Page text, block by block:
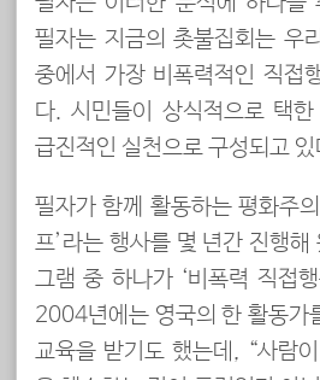
필자는 지금의 촛불집회는 우
중에서 가장 비폭력적인 직접
다. 시민들이 상식적으로 택
급진적인 실천으로 구성되고 있
필자가 함께 활동하는 평화주
프’라는 행사를 몇 년간 진행
그램 중 하나가 ‘비폭력 직접
2004년에는 영국의 한 활동가
교육을 받기도 했는데, “사람